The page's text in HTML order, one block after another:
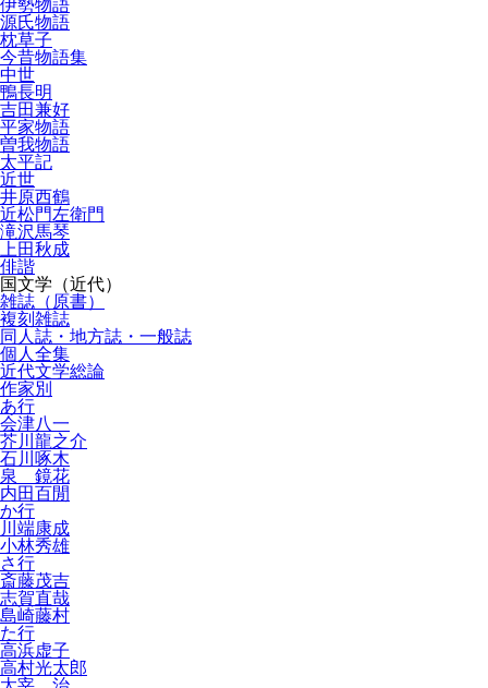
伊勢物語
源氏物語
枕草子
今昔物語集
中世
鴨長明
吉田兼好
平家物語
曽我物語
太平記
近世
井原西鶴
近松門左衛門
滝沢馬琴
上田秋成
俳諧
国文学（近代）
雑誌（原書）
複刻雑誌
同人誌・地方誌・一般誌
個人全集
近代文学総論
作家別
あ行
会津八一
芥川龍之介
石川啄木
泉 鏡花
内田百閒
か行
川端康成
小林秀雄
さ行
斎藤茂吉
志賀直哉
島崎藤村
た行
高浜虚子
高村光太郎